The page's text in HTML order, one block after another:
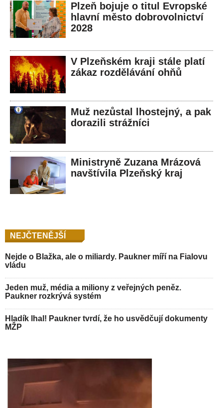
Plzeň bojuje o titul Evropské
hlavní město dobrovolnictví
2028
V Plzeňském kraji stále platí
zákaz rozdělávání ohňů
Muž nezůstal lhostejný, a pak
dorazili strážníci
Ministryně Zuzana Mrázová
navštívila Plzeňský kraj
NEJČTENĚJŠÍ
Nejde o Blažka, ale o miliardy. Paukner míří na Fialovu
vládu
Jeden muž, média a miliony z veřejných peněz.
Paukner rozkrývá systém
Hladík lhal! Paukner tvrdí, že ho usvědčují dokumenty
MŽP